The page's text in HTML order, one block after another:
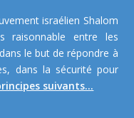
israélien Shalom
raisonnable entre les
le but de répondre à
dans la sécurité pour
suivants...